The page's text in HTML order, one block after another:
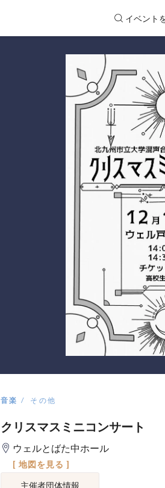
イベント
音楽 その他
クリスマスミニコンサート
ウェルとばた中ホール
[ 地図を見る ]
主催者団体情報